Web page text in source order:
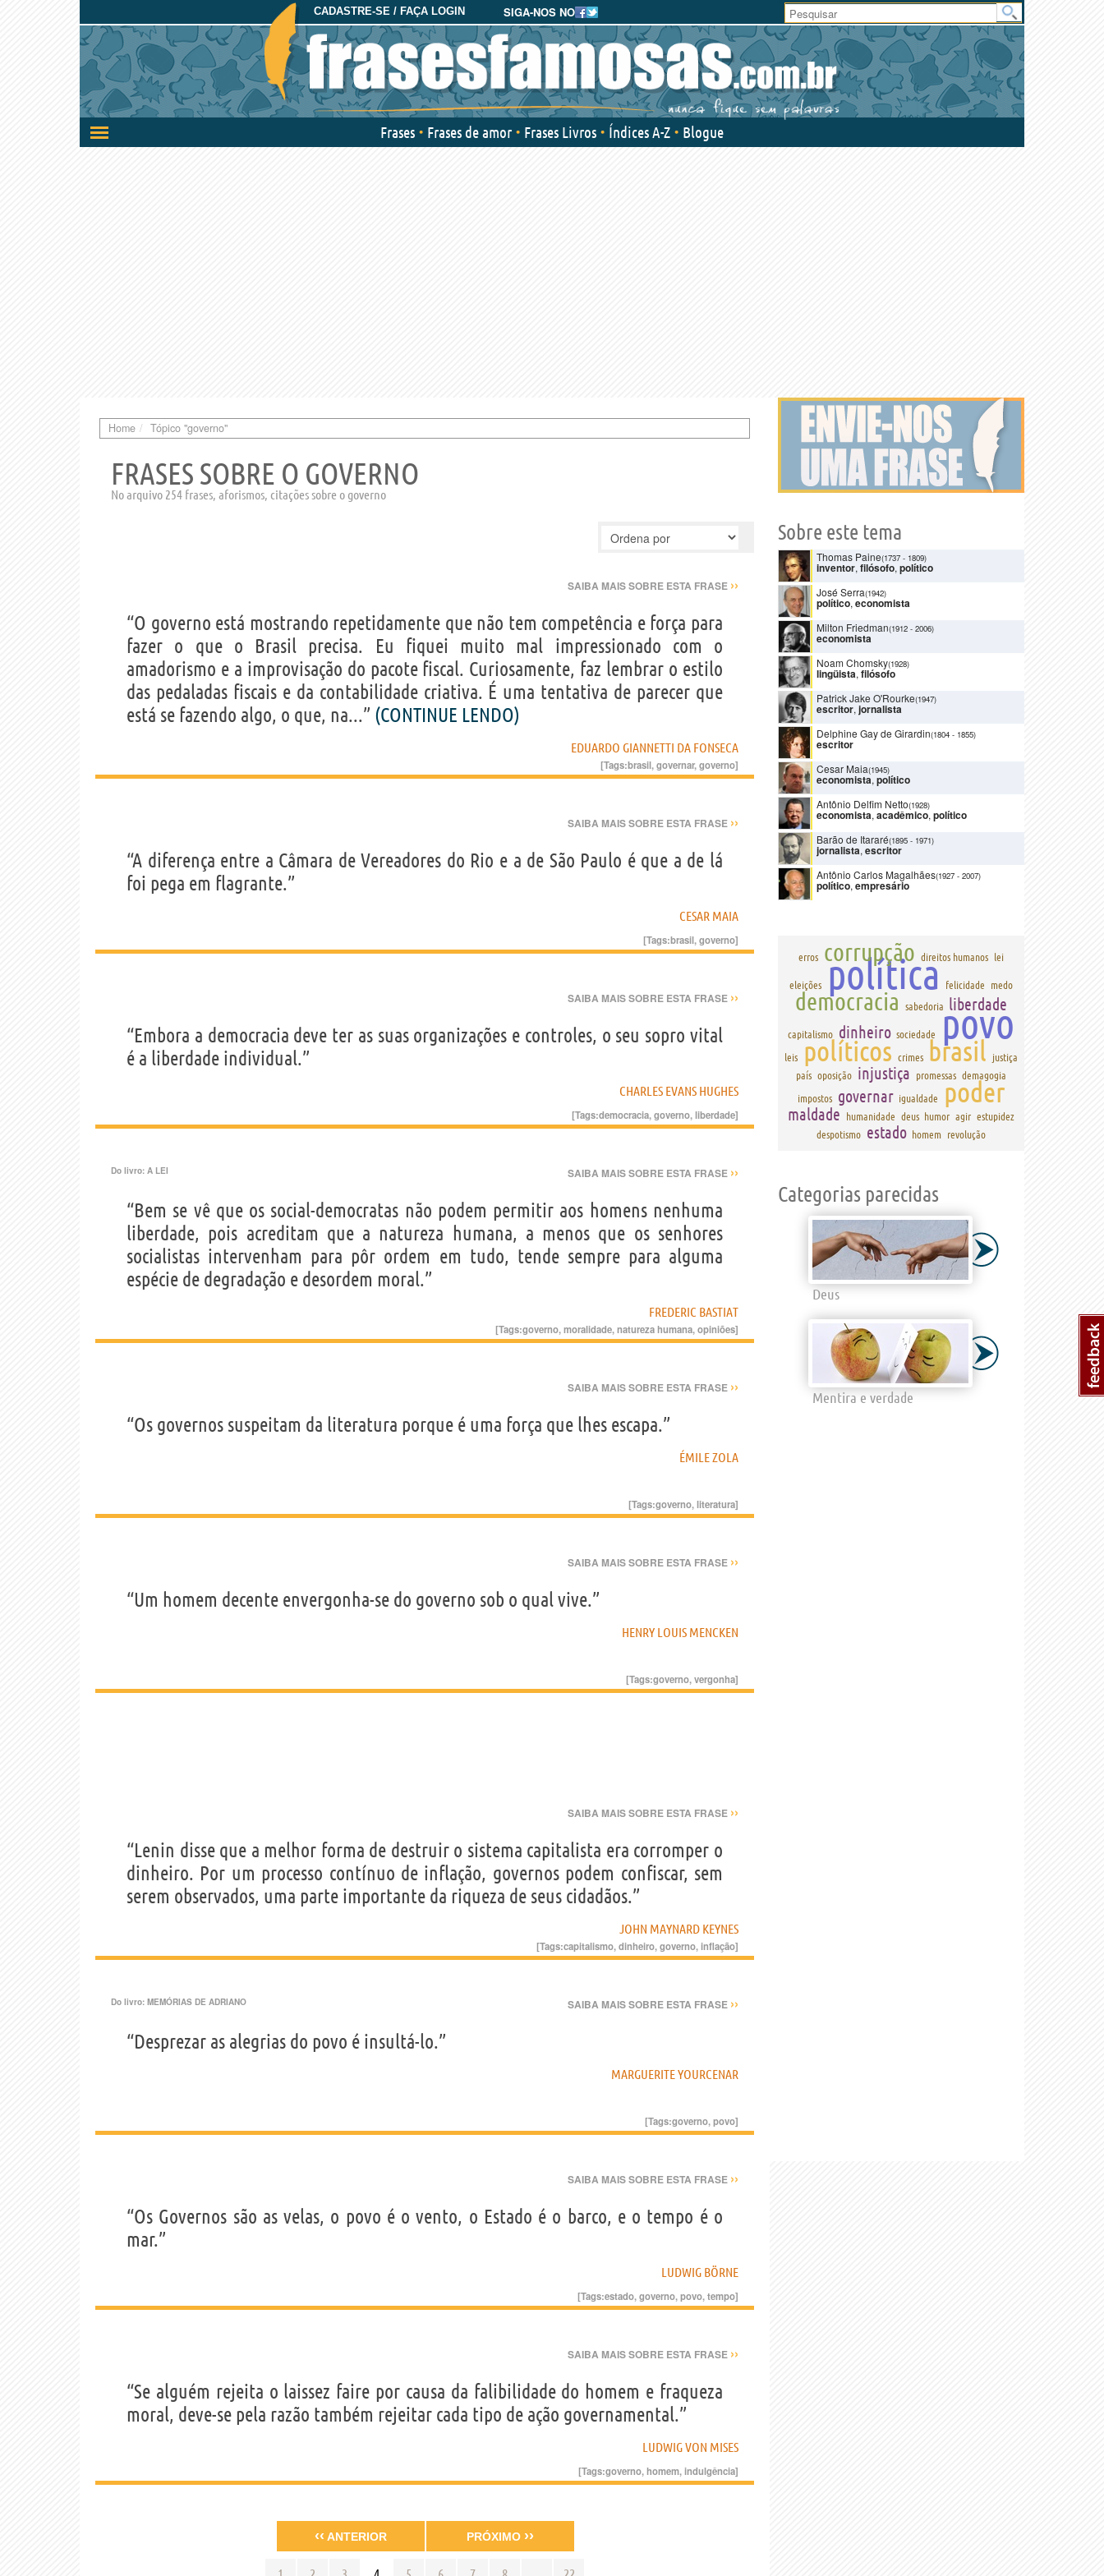
SIGA-NOS NO
CADASTRE-SE / FAÇA LOGIN
Ativar/desativar
a
Área
do
Usuário
Frases Frases de amor Frases Livros Índices A-Z Blogue
Home Tópico "governo"
FRASES SOBRE O GOVERNO
No arquivo 254 frases, aforismos, citações sobre o governo
SAIBA MAIS SOBRE ESTA FRASE ››
“O governo está mostrando repetidamente que não tem competência e força para
fazer o que o Brasil precisa. Eu fiquei muito mal impressionado com o
amadorismo e a improvisação do pacote fiscal. Curiosamente, faz lembrar o estilo
das pedaladas fiscais e da contabilidade criativa. É uma tentativa de parecer que
está se fazendo algo, o que, na...” (CONTINUE LENDO)
EDUARDO GIANNETTI DA FONSECA
[Tags:brasil,governar,governo]
SAIBA MAIS SOBRE ESTA FRASE ››
“A diferença entre a Câmara de Vereadores do Rio e a de São Paulo é que a de lá
foi pega em flagrante.”
CESAR MAIA
[Tags:brasil,governo]
SAIBA MAIS SOBRE ESTA FRASE ››
“Embora a democracia deve ter as suas organizações e controles, o seu sopro vital
é a liberdade individual.”
CHARLES EVANS HUGHES
[Tags:democracia,governo,liberdade]
Do livro: A LEI SAIBA MAIS SOBRE ESTA FRASE ››
“Bem se vê que os social-democratas não podem permitir aos homens nenhuma
liberdade, pois acreditam que a natureza humana, a menos que os senhores
socialistas intervenham para pôr ordem em tudo, tende sempre para alguma
espécie de degradação e desordem moral.”
FREDERIC BASTIAT
[Tags:governo,moralidade,natureza humana,opiniões]
SAIBA MAIS SOBRE ESTA FRASE ››
“Os governos suspeitam da literatura porque é uma força que lhes escapa.”
ÉMILE ZOLA
[Tags:governo,literatura]
SAIBA MAIS SOBRE ESTA FRASE ››
“Um homem decente envergonha-se do governo sob o qual vive.”
HENRY LOUIS MENCKEN
[Tags:governo,vergonha]
SAIBA MAIS SOBRE ESTA FRASE ››
“Lenin disse que a melhor forma de destruir o sistema capitalista era corromper o
dinheiro. Por um processo contínuo de inflação, governos podem confiscar, sem
serem observados, uma parte importante da riqueza de seus cidadãos.”
JOHN MAYNARD KEYNES
[Tags:capitalismo,dinheiro,governo,inflação]
Do livro: MEMÓRIAS DE ADRIANO SAIBA MAIS SOBRE ESTA FRASE ››
“Desprezar as alegrias do povo é insultá-lo.”
MARGUERITE YOURCENAR
[Tags:governo,povo]
SAIBA MAIS SOBRE ESTA FRASE ››
“Os Governos são as velas, o povo é o vento, o Estado é o barco, e o tempo é o
mar.”
LUDWIG BÖRNE
[Tags:estado,governo,povo,tempo]
SAIBA MAIS SOBRE ESTA FRASE ››
“Se alguém rejeita o laissez faire por causa da falibilidade do homem e fraqueza
moral, deve-se pela razão também rejeitar cada tipo de ação governamental.”
LUDWIG VON MISES
[Tags:governo,homem,indulgência]
‹‹ ANTERIOR PRÓXIMO ››
Sobre este tema
Thomas Paine(1737 - 1809)
inventor, filósofo, político
José Serra(1942)
político, economista
Milton Friedman(1912 - 2006)
economista
Noam Chomsky(1928)
lingüista, filósofo
Patrick Jake O'Rourke(1947)
escritor, jornalista
Delphine Gay de Girardin(1804 - 1855)
escritor
Cesar Maia(1945)
economista, político
Antônio Delfim Netto(1928)
economista, acadêmico, político
Barão de Itararé(1895 - 1971)
jornalista, escritor
Antônio Carlos Magalhães(1927 - 2007)
político, empresário
erros corrupção direitos humanos lei
eleições política felicidade medo
democracia sabedoria liberdade
capitalismo dinheiro sociedade povo
leis políticos crimes brasil
justiça
país oposição injustiça promessas demagogia
impostos governar igualdade poder
maldade humanidade deus humor agir estupidez
despotismo estado homem revolução
Categorias parecidas
Deus
Mentira e verdade